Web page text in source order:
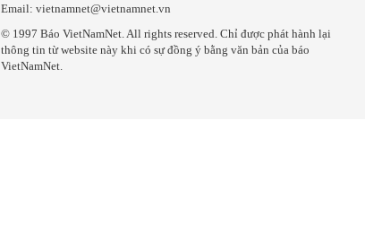
Email: vietnamnet@vietnamnet.vn
© 1997 Báo VietNamNet. All rights reserved. Chỉ được phát hành lại
thông tin từ website này khi có sự đồng ý bằng văn bản của báo
VietNamNet.